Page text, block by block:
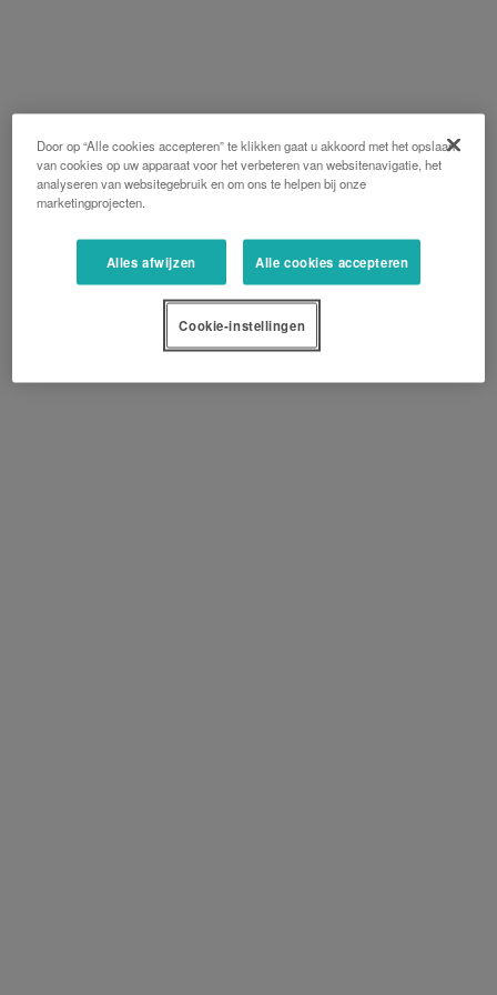
Door op “Alle cookies accepteren” te klikken gaat u akkoord met het opslaan
van cookies op uw apparaat voor het verbeteren van websitenavigatie, het
analyseren van websitegebruik en om ons te helpen bij onze
marketingprojecten.
Alles afwijzen Alle cookies accepteren
Cookie-instellingen